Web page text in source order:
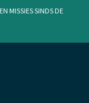
sinds de